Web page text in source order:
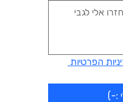
הפרטיות
:-)